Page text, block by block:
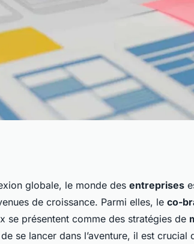
de co-
globale, le monde des entreprises
de croissance. Parmi elles, le co-
se présentent comme des stratégies de
se lancer dans l’aventure, il est crucial